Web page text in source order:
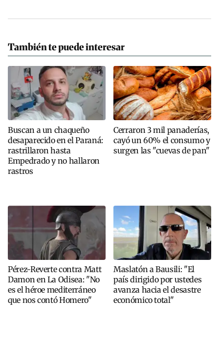
También te puede interesar
Buscan a un chaqueño
desaparecido en el Paraná:
rastrillaron hasta
Empedrado y no hallaron
rastros
Cerraron 3 mil panaderías,
cayó un 60% el consumo y
surgen las "cuevas de pan"
Pérez-Reverte contra Matt
Damon en La Odisea: "No
es el héroe mediterráneo
que nos contó Homero"
Maslatón a Bausili: "El
país dirigido por ustedes
avanza hacia el desastre
económico total"